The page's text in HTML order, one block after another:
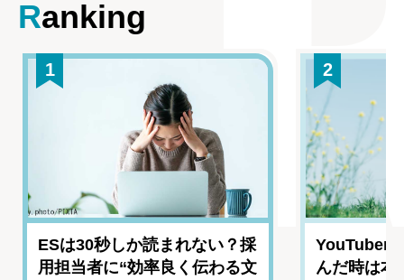
Ranking
1
ESは30秒しか読まれない？採
用担当者に“効率良く伝わる文
2
YouTuber
んだ時は